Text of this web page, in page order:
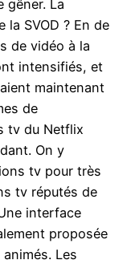
gêner. La
SVOD ? En de
de vidéo à la
intensifiés, et
maintenant
de
tv du Netflix
On y
tv pour très
tv réputés de
interface
proposée
Les